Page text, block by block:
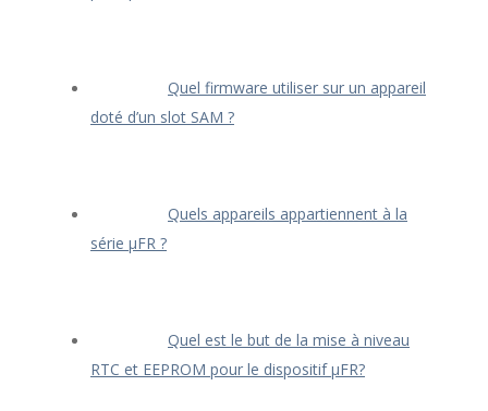
Quel firmware utiliser sur un appareil
doté d’un slot SAM ?
Quels appareils appartiennent à la
série μFR ?
Quel est le but de la mise à niveau
RTC et EEPROM pour le dispositif μFR?